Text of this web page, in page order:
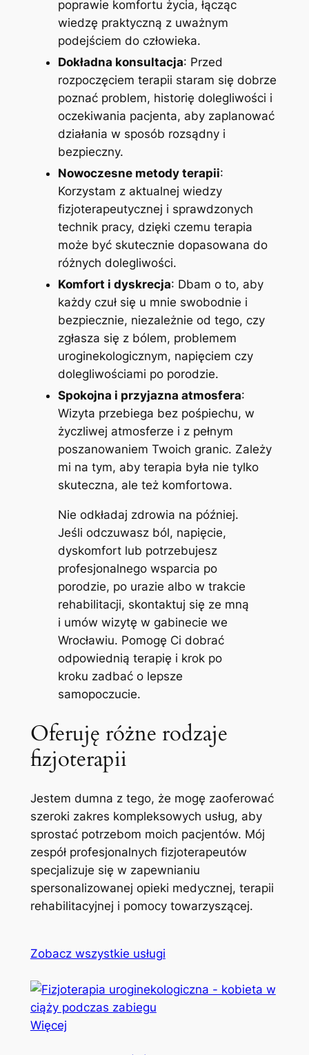
poprawie komfortu życia, łącząc
wiedzę praktyczną z uważnym
podejściem do człowieka.
Dokładna konsultacja: Przed
rozpoczęciem terapii staram się dobrze
poznać problem, historię dolegliwości i
oczekiwania pacjenta, aby zaplanować
działania w sposób rozsądny i
bezpieczny.
Nowoczesne metody terapii:
Korzystam z aktualnej wiedzy
fizjoterapeutycznej i sprawdzonych
technik pracy, dzięki czemu terapia
może być skutecznie dopasowana do
różnych dolegliwości.
Komfort i dyskrecja: Dbam o to, aby
każdy czuł się u mnie swobodnie i
bezpiecznie, niezależnie od tego, czy
zgłasza się z bólem, problemem
uroginekologicznym, napięciem czy
dolegliwościami po porodzie.
Spokojna i przyjazna atmosfera:
Wizyta przebiega bez pośpiechu, w
życzliwej atmosferze i z pełnym
poszanowaniem Twoich granic. Zależy
mi na tym, aby terapia była nie tylko
skuteczna, ale też komfortowa.
Nie odkładaj zdrowia na później.
Jeśli odczuwasz ból, napięcie,
dyskomfort lub potrzebujesz
profesjonalnego wsparcia po
porodzie, po urazie albo w trakcie
rehabilitacji, skontaktuj się ze mną
i umów wizytę w gabinecie we
Wrocławiu. Pomogę Ci dobrać
odpowiednią terapię i krok po
kroku zadbać o lepsze
samopoczucie.
Oferuję różne rodzaje
fizjoterapii
Jestem dumna z tego, że mogę zaoferować
szeroki zakres kompleksowych usług, aby
sprostać potrzebom moich pacjentów. Mój
zespół profesjonalnych fizjoterapeutów
specjalizuje się w zapewnianiu
spersonalizowanej opieki medycznej, terapii
rehabilitacyjnej i pomocy towarzyszącej.
Zobacz wszystkie usługi
Więcej